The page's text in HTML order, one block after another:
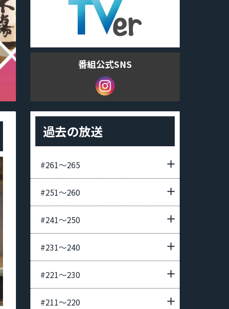
番組公式SNS
過去の放送
#261〜265
#251〜260
#241〜250
#231〜240
#221〜230
#211〜220